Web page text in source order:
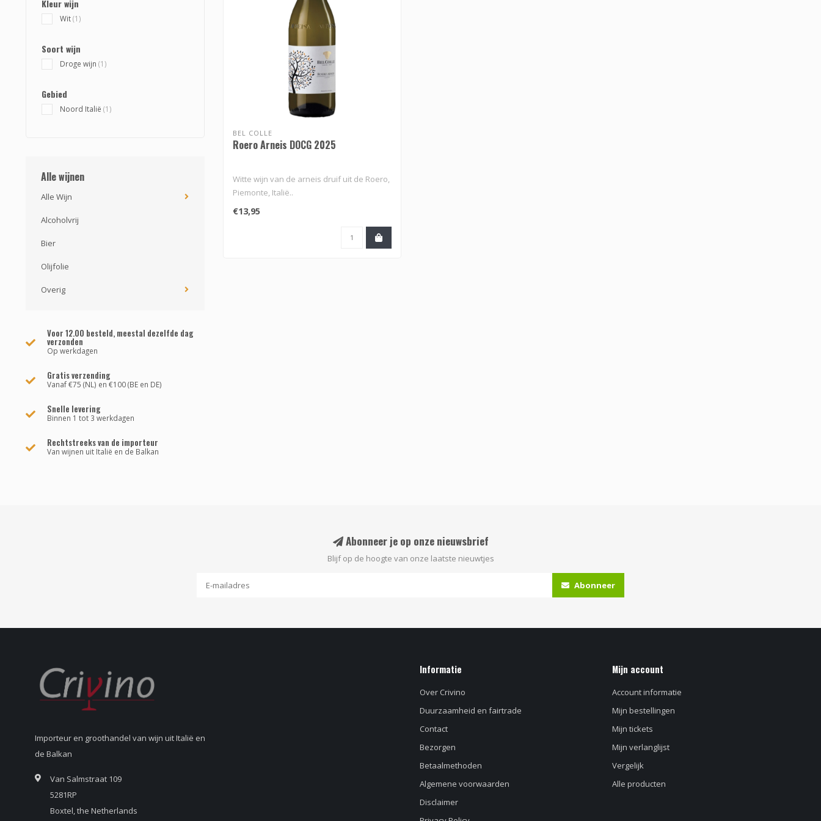
Kleur wijn
Wit(1)
Soort wijn
Droge wijn (1)
Gebied
Noord Italië (1)
Alle wijnen
Alle Wijn
Alcoholvrij
Bier
Olijfolie
Overig
Voor 12.00 besteld, meestal dezelfde dag
verzonden
Op werkdagen
Gratis verzending
Vanaf €75 (NL) en €100 (BE en DE)
Snelle levering
Binnen 1 tot 3 werkdagen
Rechtstreeks van de importeur
Van wijnen uit Italië en de Balkan
BEL COLLE
Roero Arneis DOCG 2025
Witte wijn van de arneis druif uit de Roero,
Piemonte, Italië..
€13,95
Abonneer je op onze nieuwsbrief
Blijf op de hoogte van onze laatste nieuwtjes
Abonneer
Importeur en groothandel van wijn uit Italië en
de Balkan
Van Salmstraat 109
5281RP
Boxtel, the Netherlands
Informatie
Over Crivino
Duurzaamheid en fairtrade
Contact
Bezorgen
Betaalmethoden
Algemene voorwaarden
Disclaimer
Mijn account
Account informatie
Mijn bestellingen
Mijn tickets
Mijn verlanglijst
Vergelijk
Alle producten